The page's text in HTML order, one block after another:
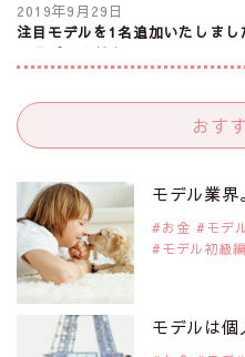
2019年9月29日
注目モデルを1名追加いたしまし
是非ご覧ください。
2019年9月29日
是非ご覧ください。
注目モデル カーラ・デルヴィー
2019年9月29日
是非ご覧ください。
注目モデル 松川 来海さん
おす
モデル業界
お金 モデ
モデル初級編
モデルは個